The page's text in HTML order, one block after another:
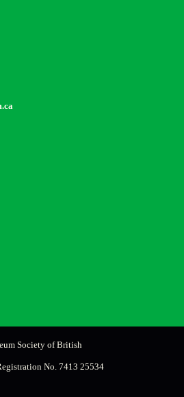
Society of British
No. 7413 25534